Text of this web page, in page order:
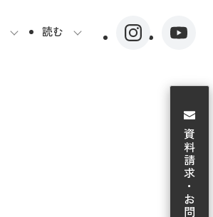
読む
資料請求・お問合せ